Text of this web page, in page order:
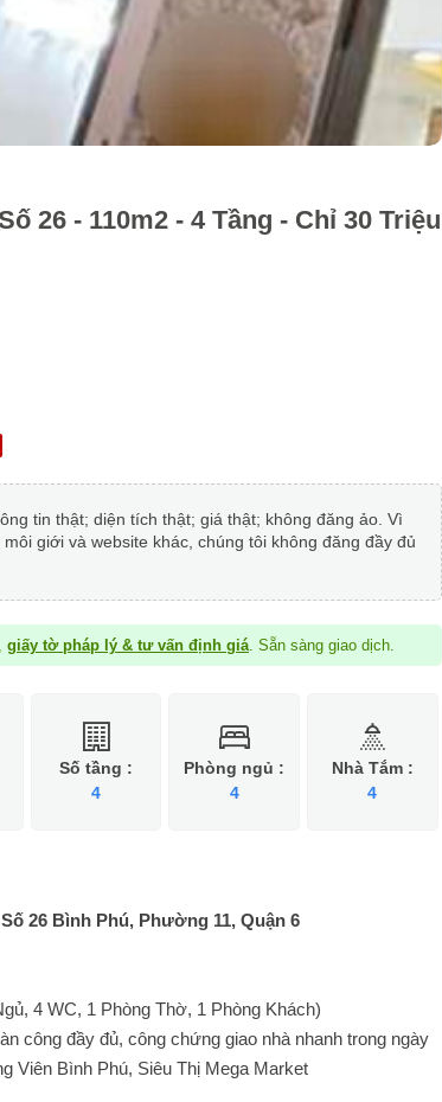
26 - 110m2 - 4 Tầng - Chỉ 30 Triệu
tin thật; diện tích thật; giá thật; không đăng ảo. Vì
giới và website khác, chúng tôi không đăng đầy đủ
giấy tờ pháp lý & tư vấn định giá . Sẵn sàng giao dịch.
Số tầng :
4
Phòng ngủ :
4
Nhà Tắm :
4
26 Bình Phú, Phường 11, Quận 6
4 WC, 1 Phòng Thờ, 1 Phòng Khách)
công đầy đủ, công chứng giao nhà nhanh trong ngày
Viên Bình Phú, Siêu Thị Mega Market